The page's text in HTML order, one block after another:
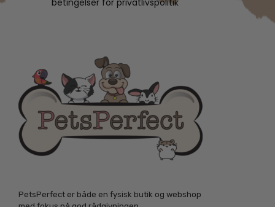
betingelser for privatlivspolitik
PetsPerfect er både en fysisk butik og webshop